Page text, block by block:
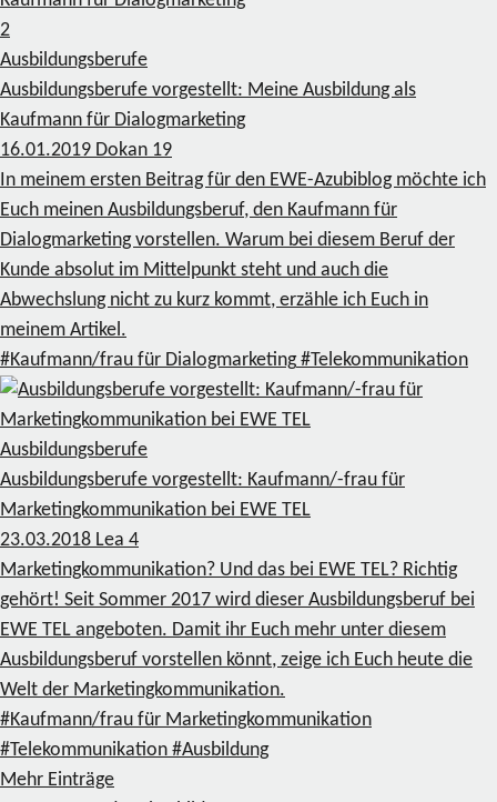
2
Ausbildungsberufe
Ausbildungsberufe vorgestellt: Meine Ausbildung als
Kaufmann für Dialogmarketing
16.01.2019 Dokan 19
In meinem ersten Beitrag für den EWE-Azubiblog möchte ich
Euch meinen Ausbildungsberuf, den Kaufmann für
Dialogmarketing vorstellen. Warum bei diesem Beruf der
Kunde absolut im Mittelpunkt steht und auch die
Abwechslung nicht zu kurz kommt, erzähle ich Euch in
meinem Artikel.
#Kaufmann/frau für Dialogmarketing #Telekommunikation
Ausbildungsberufe
Ausbildungsberufe vorgestellt: Kaufmann/-frau für
Marketingkommunikation bei EWE TEL
23.03.2018 Lea 4
Marketingkommunikation? Und das bei EWE TEL? Richtig
gehört! Seit Sommer 2017 wird dieser Ausbildungsberuf bei
EWE TEL angeboten. Damit ihr Euch mehr unter diesem
Ausbildungsberuf vorstellen könnt, zeige ich Euch heute die
Welt der Marketingkommunikation.
#Kaufmann/frau für Marketingkommunikation
#Telekommunikation #Ausbildung
Mehr Einträge